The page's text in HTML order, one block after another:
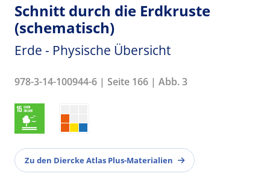
Schnitt durch die Erdkruste
(schematisch)
Erde - Physische Übersicht
978-3-14-100944-6 | Seite 166 | Abb. 3
Zu den Diercke Atlas Plus-Materialien